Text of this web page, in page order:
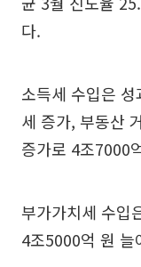
다.
소득세 수입은
세 증가, 부동산
증가로 4조7000
부가가치세 수입
4조5000억 원 늘